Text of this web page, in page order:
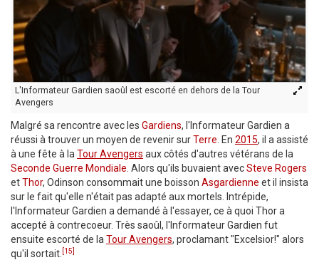
L'Informateur Gardien saoûl est escorté en dehors de la Tour
Avengers
Malgré sa rencontre avec les Gardiens, l'Informateur Gardien a
réussi à trouver un moyen de revenir surTerre . En 2015, il a assisté
à une fête à la Tour Avengers aux côtés d'autres vétérans de la
Seconde Guerre Mondiale . Alors qu'ils buvaient avecSteve Rogers
etThor, Odinson consommait une boisson Asgardienne et il insista
sur le fait qu'elle n'était pas adapté aux mortels. Intrépide,
l'Informateur Gardien a demandé à l'essayer, ce à quoi Thor a
accepté à contrecoeur. Très saoûl, l'Informateur Gardien fut
ensuite escorté de la Tour Avengers, proclamant "Excelsior!" alors
qu'il sortait. [15]